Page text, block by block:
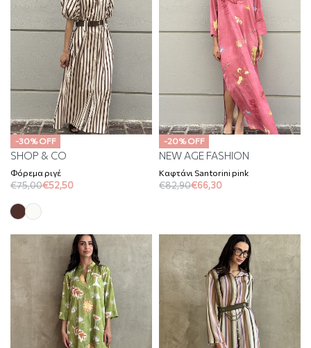
-30% OFF
SHOP & CO
Φόρεμα ριγέ
€75,00€52,50
-20% OFF
NEW AGE FASHION
Καφτάνι Santorini pink
€82,90€66,30